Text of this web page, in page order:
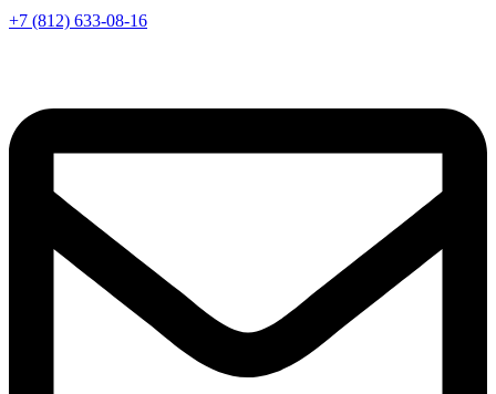
+7 (812) 633-08-16